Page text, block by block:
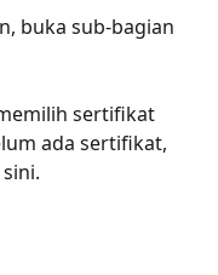
buka sub-bagian
sertifikat
ada sertifikat,